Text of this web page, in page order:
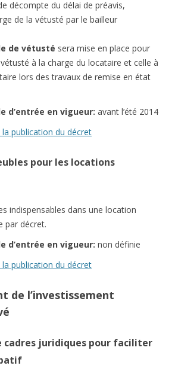
décompte du délai de préavis,
de la vétusté par le bailleur
de vétusté sera mise en place pour
à la charge du locataire et celle à
lors des travaux de remise en état
d’entrée en vigueur: avant l’été 2014
publication du décret
pour les locations
indispensables dans une location
par décret.
d’entrée en vigueur: non définie
publication du décret
de l’investissement
cadres juridiques pour faciliter